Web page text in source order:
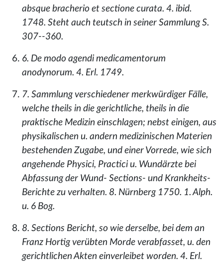
absque bracherio et sectione curata. 4. ibid.
1748. Steht auch teutsch in seiner Sammlung S.
307--360.
6. De modo agendi medicamentorum
anodynorum. 4. Erl. 1749.
7. Sammlung verschiedener merkwürdiger Fälle,
welche theils in die gerichtliche, theils in die
praktische Medizin einschlagen; nebst einigen, aus
physikalischen u. andern medizinischen Materien
bestehenden Zugabe, und einer Vorrede, wie sich
angehende Physici, Practici u. Wundärzte bei
Abfassung der Wund- Sections- und Krankheits-
Berichte zu verhalten. 8. Nürnberg 1750. 1. Alph.
u. 6 Bog.
8. Sections Bericht, so wie derselbe, bei dem an
Franz Hortig verübten Morde verabfasset, u. den
gerichtlichen Akten einverleibet worden. 4. Erl.